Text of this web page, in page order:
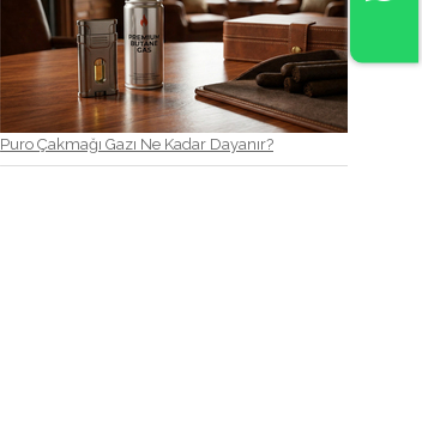
Puro Çakmağı Gazı Ne Kadar Dayanır?